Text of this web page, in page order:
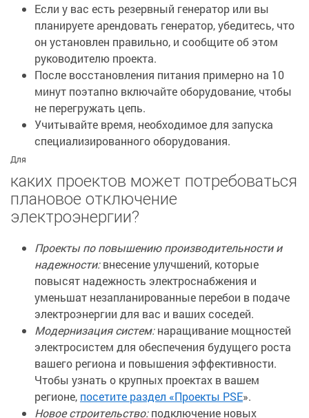
Если у вас есть резервный генератор или вы
планируете арендовать генератор, убедитесь, что
он установлен правильно, и сообщите об этом
руководителю проекта.
После восстановления питания примерно на 10
минут поэтапно включайте оборудование, чтобы
не перегружать цепь.
Учитывайте время, необходимое для запуска
специализированного оборудования.
Для
каких проектов может потребоваться
плановое отключение
электроэнергии?
Проекты по повышению производительности и
надежности:внесение улучшений, которые
повысят надежность электроснабжения и
уменьшат незапланированные перебои в подаче
электроэнергии для вас и ваших соседей.
Модернизация систем:наращивание мощностей
электросистем для обеспечения будущего роста
вашего региона и повышения эффективности.
Чтобы узнать о крупных проектах в вашем
регионе, посетите раздел «Проекты PSE».
Новое строительство:подключение новых